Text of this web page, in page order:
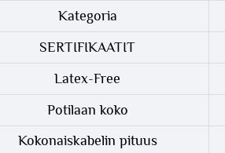
Kategoria
SERTIFIKAATIT
Latex-Free
Potilaan koko
Kokonaiskabelin pituus